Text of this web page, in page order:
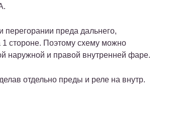
преда дальнего,
стороне. Поэтому схему можно
наружной и правой внутренней фаре.
отдельно преды и реле на внутр.